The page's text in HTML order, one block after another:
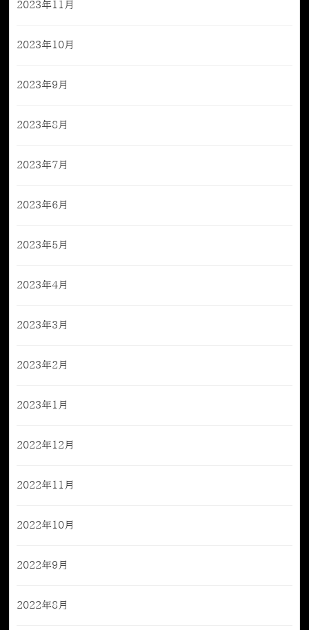
2023年11月
2023年10月
2023年9月
2023年8月
2023年7月
2023年6月
2023年5月
2023年4月
2023年3月
2023年2月
2023年1月
2022年12月
2022年11月
2022年10月
2022年9月
2022年8月